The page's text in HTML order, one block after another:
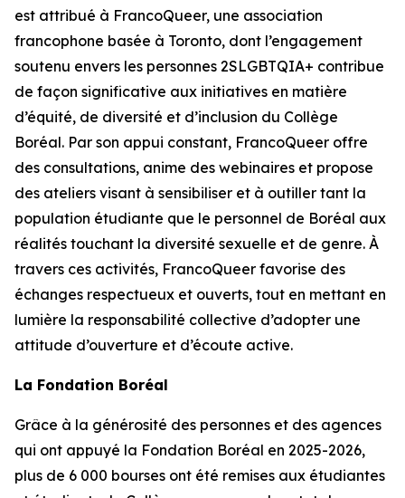
est attribué à FrancoQueer, une association
francophone basée à Toronto, dont l’engagement
soutenu envers les personnes 2SLGBTQIA+ contribue
de façon significative aux initiatives en matière
d’équité, de diversité et d’inclusion du Collège
Boréal. Par son appui constant, FrancoQueer offre
des consultations, anime des webinaires et propose
des ateliers visant à sensibiliser et à outiller tant la
population étudiante que le personnel de Boréal aux
réalités touchant la diversité sexuelle et de genre. À
travers ces activités, FrancoQueer favorise des
échanges respectueux et ouverts, tout en mettant en
lumière la responsabilité collective d’adopter une
attitude d’ouverture et d’écoute active.
La Fondation Boréal
Grâce à la générosité des personnes et des agences
qui ont appuyé la Fondation Boréal en 2025-2026,
plus de 6 000 bourses ont été remises aux étudiantes